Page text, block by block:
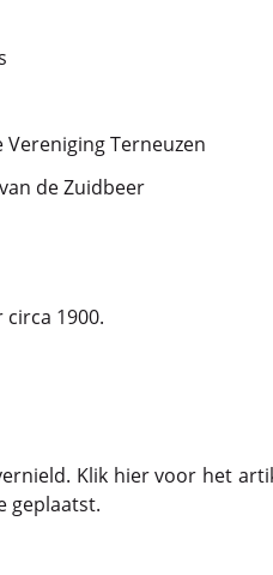
Terneuzen
de Zuidbeer
1900.
Klik hier voor het
geplaatst.